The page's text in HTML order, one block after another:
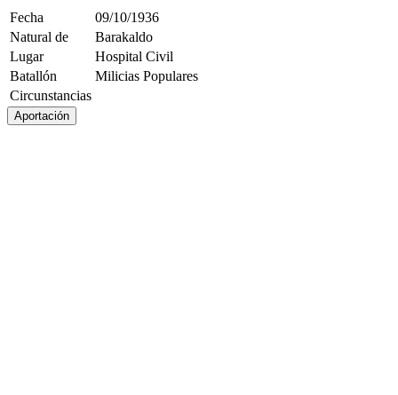
Fecha
09/10/1936
Natural de
Barakaldo
Lugar
Hospital Civil
Batallón
Milicias Populares
Circunstancias